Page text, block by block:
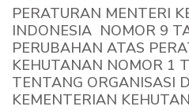
PERATURAN MENTERI
INDONESIA NOMOR 9
PERUBAHAN ATAS
KEHUTANAN NOMOR 1
TENTANG ORGANISASI
KEMENTERIAN